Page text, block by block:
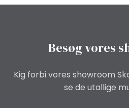
Besøg vores
Kig forbi vores showroom
se de utallige